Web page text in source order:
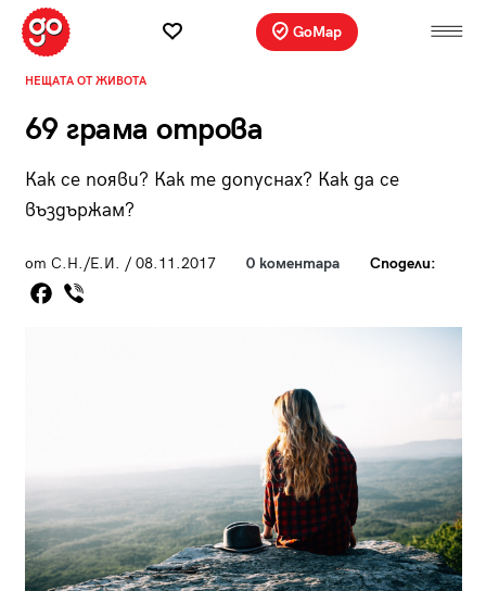
GoMap
НЕЩАТА ОТ ЖИВОТА
69 грама отрова
Как се появи? Как те допуснах? Как да се
въздържам?
от С.Н./Е.И. / 08.11.2017 0 коментара Сподели: